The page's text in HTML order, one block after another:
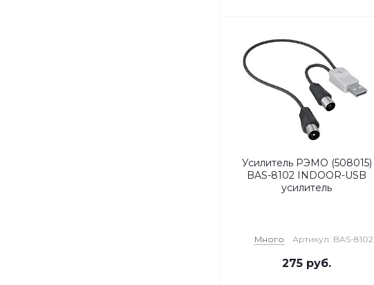
Усилитель РЭМО (508015)
BAS-8102 INDOOR-USB
усилитель
Много Артикул: BAS-8102
275 руб.